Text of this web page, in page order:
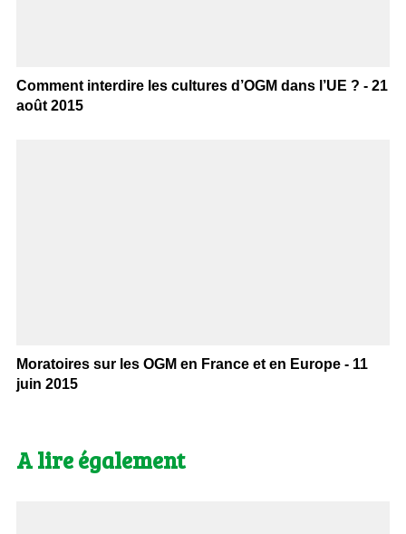
Comment interdire les cultures d’OGM dans l’UE ? - 21
août 2015
Moratoires sur les OGM en France et en Europe - 11
juin 2015
A lire également